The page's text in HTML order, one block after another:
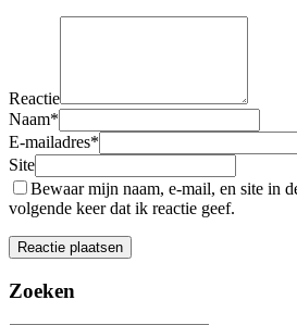
Reactie
Naam*
E-mailadres*
Site
Bewaar mijn naam, e-mail, en site in
volgende keer dat ik reactie geef.
Zoeken